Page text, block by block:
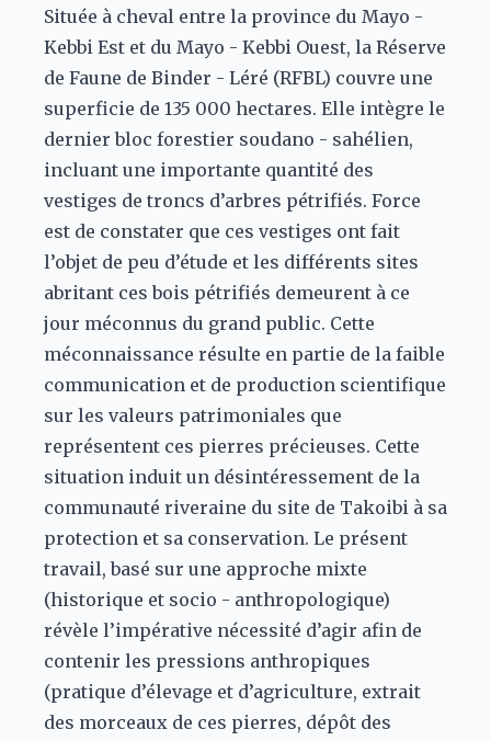
Située à cheval entre la province du Mayo -
Kebbi Est et du Mayo - Kebbi Ouest, la Réserve
de Faune de Binder - Léré (RFBL) couvre une
superficie de 135 000 hectares. Elle intègre le
dernier bloc forestier soudano - sahélien,
incluant une importante quantité des
vestiges de troncs d’arbres pétrifiés. Force
est de constater que ces vestiges ont fait
l’objet de peu d’étude et les différents sites
abritant ces bois pétrifiés demeurent à ce
jour méconnus du grand public. Cette
méconnaissance résulte en partie de la faible
communication et de production scientifique
sur les valeurs patrimoniales que
représentent ces pierres précieuses. Cette
situation induit un désintéressement de la
communauté riveraine du site de Takoibi à sa
protection et sa conservation. Le présent
travail, basé sur une approche mixte
(historique et socio - anthropologique)
révèle l’impérative nécessité d’agir afin de
contenir les pressions anthropiques
(pratique d’élevage et d’agriculture, extrait
des morceaux de ces pierres, dépôt des